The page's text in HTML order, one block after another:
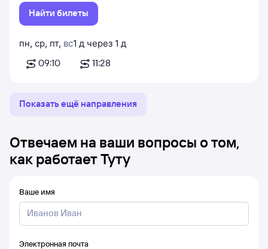
Найти билеты
пн, ср, пт, вс
09:10
1 д через 1 д
11:28
Показать ещё направления
Отвечаем на ваши вопросы о том,
как работает Туту
Ваше имя
Электронная почта